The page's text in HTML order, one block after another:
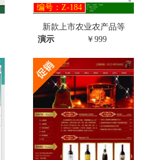
编号：Z-184
新款上市农业农产品等
演示
￥999